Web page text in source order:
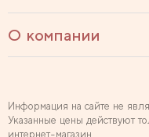
О компании
Информация на сайте не
Указанные цены действуют
интернет-магазин